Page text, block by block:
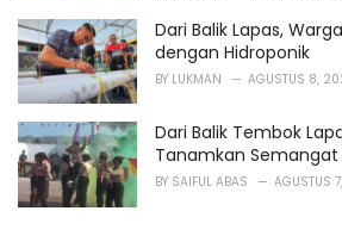
Dari Balik Lapas,
dengan Hidroponik
BY LUKMAN AGUSTUS 8,
Dari Balik Tembok
Tanamkan
BY SAIFUL ABAS AGUSTUS